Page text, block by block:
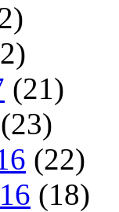
(21)
(23)
(22)
(18)